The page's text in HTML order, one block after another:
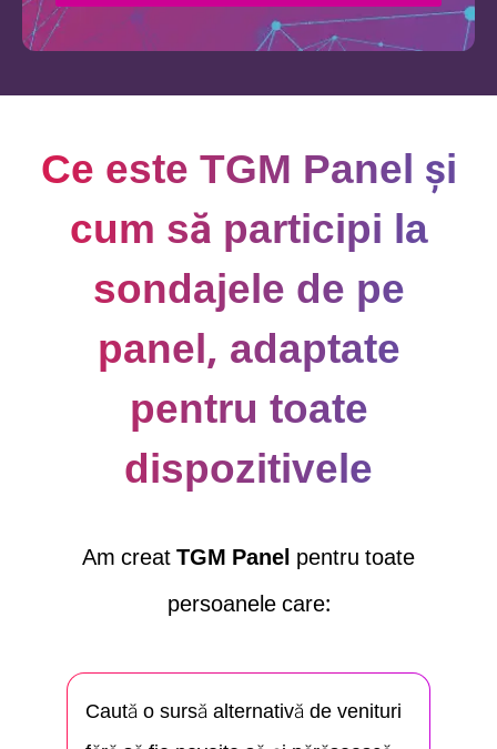
Ce este TGM Panel și
cum să participi la
sondajele de pe
panel, adaptate
pentru toate
dispozitivele
Am creatTGM Panelpentru toate
persoanele care:
Caută o sursă alternativă de venituri